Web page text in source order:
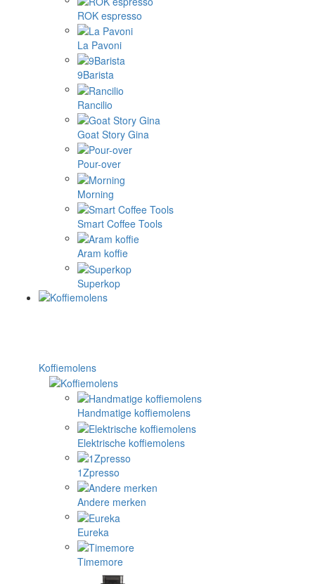
ROK espresso
La Pavoni
9Barista
Rancilio
Goat Story Gina
Pour-over
Morning
Smart Coffee Tools
Aram koffie
Superkop
Koffiemolens
Handmatige koffiemolens
Elektrische koffiemolens
1Zpresso
Andere merken
Eureka
Timemore